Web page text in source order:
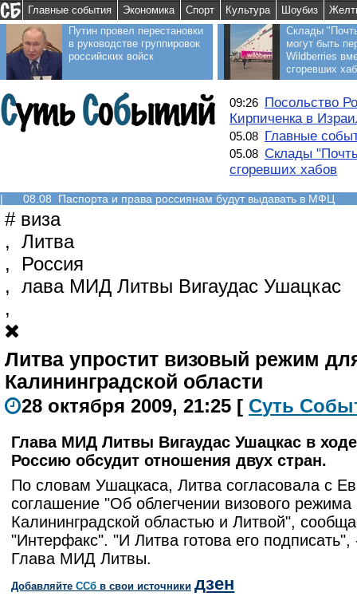
Главные события Экономика Спорт Культура Шоубиз
Путин провел перестановки
в руководстве группировок
российских войск
Склады
могут быть
Wildberries
сгоревших
09:26 Посольство
Кирпиченка в
05.08 Главные
05.08 Склады
сгоревших хабов
| 08.08 Паспорта и права россиянам будут выдавать в МФЦ
# виза
, Литва
, Россия
, лава МИД Литвы Вигаудас Ушацкас
,
Литва упростит визовый режим
Калининградской области
28 октября 2009, 21:25 [ Суть Соб
Глава МИД Литвы Вигаудас Ушацкас в
Россию обсудит отношения двух стран.
По словам Ушацкаса, Литва согласовала с
соглашение "Об облегчении визового
Калининградской областью и Литвой",
"Интерфакс". "И Литва готова его подписать",
Глава МИД Литвы.
Добавляйте CСб в свои источники дзен